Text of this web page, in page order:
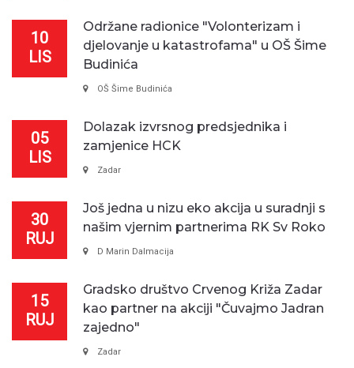
10
LIS
Održane radionice "Volonterizam i
djelovanje u katastrofama" u OŠ Šime
Budinića
OŠ Šime Budinića
05
LIS
Dolazak izvrsnog predsjednika i
zamjenice HCK
Zadar
30
RUJ
Još jedna u nizu eko akcija u suradnji s
našim vjernim partnerima RK Sv Roko
D Marin Dalmacija
15
RUJ
Gradsko društvo Crvenog Križa Zadar
kao partner na akciji "Čuvajmo Jadran
zajedno"
Zadar